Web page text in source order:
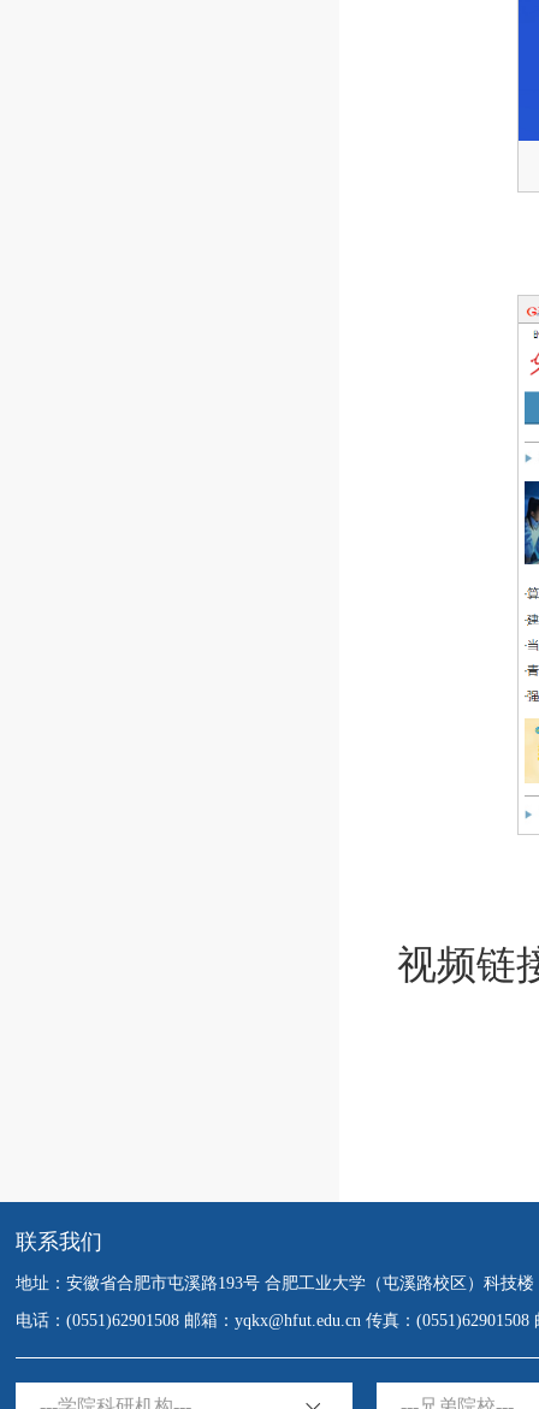
视频链
联系我们
地址：安徽省合肥市屯溪路193号 合肥工业大学（屯溪路校区）科技楼
电话：(0551)62901508 邮箱：yqkx@hfut.edu.cn 传真：(0551)62901508